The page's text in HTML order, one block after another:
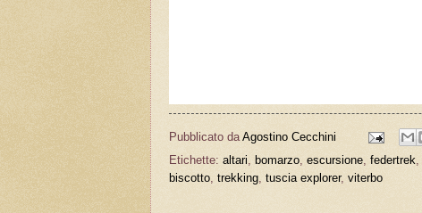
Pubblicato da Agostino Cecchini
Etichette: altari, bomarzo, escursione, federtrek,
biscotto, trekking, tuscia explorer, viterbo